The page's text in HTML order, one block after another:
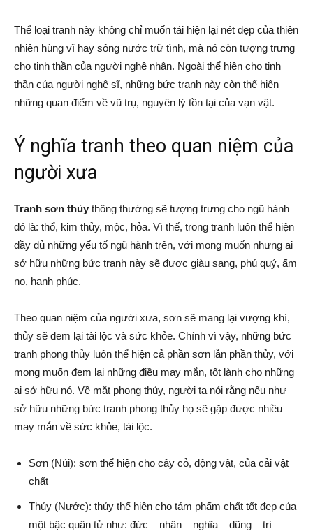
Thể loại tranh này không chỉ muốn tái hiện lại nét đẹp của thiên
nhiên hùng vĩ hay sông nước trữ tình, mà nó còn tượng trưng
cho tinh thần của người nghệ nhân. Ngoài thể hiện cho tinh
thần của người nghệ sĩ, những bức tranh này còn thể hiện
những quan điểm về vũ trụ, nguyên lý tồn tại của vạn vật.
Ý nghĩa tranh theo quan niệm của
người xưa
Tranh sơn thủy thông thường sẽ tượng trưng cho ngũ hành
đó là: thổ, kim thủy, mộc, hỏa. Vì thế, trong tranh luôn thể hiện
đầy đủ những yếu tố ngũ hành trên, với mong muốn nhưng ai
sở hữu những bức tranh này sẽ được giàu sang, phú quý, ấm
no, hạnh phúc.
Theo quan niệm của người xưa, sơn sẽ mang lại vượng khí,
thủy sẽ đem lại tài lộc và sức khỏe. Chính vì vậy, những bức
tranh phong thủy luôn thể hiện cả phần sơn lẫn phần thủy, với
mong muốn đem lại những điều may mắn, tốt lành cho những
ai sở hữu nó. Về mặt phong thủy, người ta nói rằng nếu như
sở hữu những bức tranh phong thủy họ sẽ gặp được nhiều
may mắn về sức khỏe, tài lộc.
Sơn (Núi): sơn thể hiện cho cây cỏ, động vật, của cải vật
chất
Thủy (Nước): thủy thể hiện cho tám phẩm chất tốt đẹp của
một bậc quân tử như: đức – nhân – nghĩa – dũng – trí –